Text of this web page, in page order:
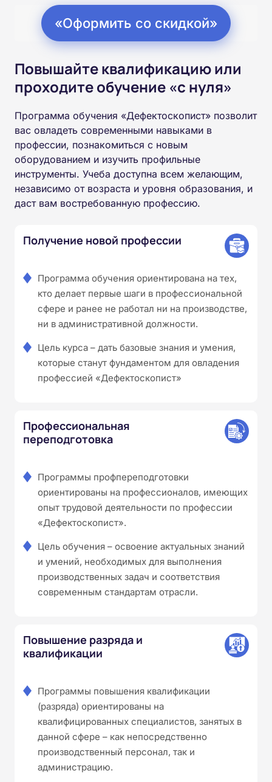
«Оформить со скидкой»
Повышайте квалификацию или
проходите обучение «с нуля»
Программа обучения «Дефектоскопист» позволит
вас овладеть современными навыками в
профессии, познакомиться с новым
оборудованием и изучить профильные
инструменты. Учеба доступна всем желающим,
независимо от возраста и уровня образования, и
даст вам востребованную профессию.
Получение новой профессии
Программа обучения ориентирована на тех,
кто делает первые шаги в профессиональной
сфере и ранее не работал ни на производстве,
ни в административной должности.
Цель курса – дать базовые знания и умения,
которые станут фундаментом для овладения
профессией «Дефектоскопист»
Профессиональная
переподготовка
Программы профпереподготовки
ориентированы на профессионалов, имеющих
опыт трудовой деятельности по профессии
«Дефектоскопист».
Цель обучения – освоение актуальных знаний
и умений, необходимых для выполнения
производственных задач и соответствия
современным стандартам отрасли.
Повышение разряда и
квалификации
Программы повышения квалификации
(разряда) ориентированы на
квалифицированных специалистов, занятых в
данной сфере – как непосредственно
производственный персонал, так и
администрацию.